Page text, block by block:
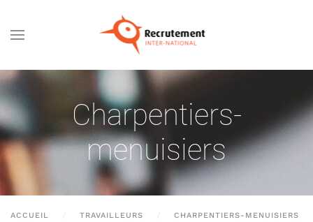
Passer au contenu principal
Charpentiers-
menuisiers
ACCUEIL TRAVAILLEURS
CHARPENTIERS-MENUISIERS